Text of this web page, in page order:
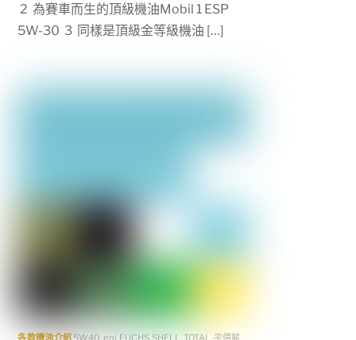
2 為賽車而生的頂級機油Mobil 1 ESP
5W-30 3 同樣是頂級金等級機油 […]